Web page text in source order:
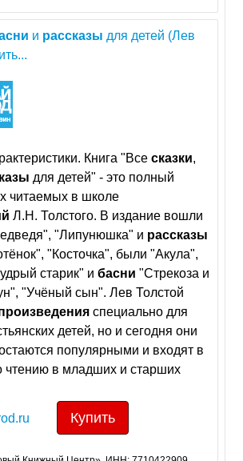
и рассказы для детей (Лев
Книга "Всесказки,
для детей" - это полный
читаемых в школе
Л.Н. Толстого. В издание вошли
"Липунюшка" и рассказы
"Косточка", были "Акула",
старик" ибасни "Стрекоза и
"Учёный сын". Лев Толстой
специально для
детей, но и сегодня они
популярными и входят в
чтению в младших и старших
Купить